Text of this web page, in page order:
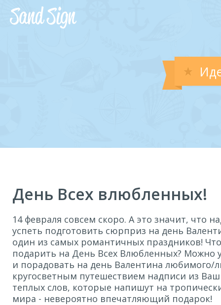
День Всех влюбленных!
14 февраля совсем скоро. А это значит, что
успеть подготовить сюрприз на день
один из самых романтичных праздников! Что
подарить на День Всех Влюбленных? Можно
и порадовать на день Валентина
кругосветным путешествием надписи из
теплых слов, которые напишут на
мира - невероятно впечатляющий подарок!